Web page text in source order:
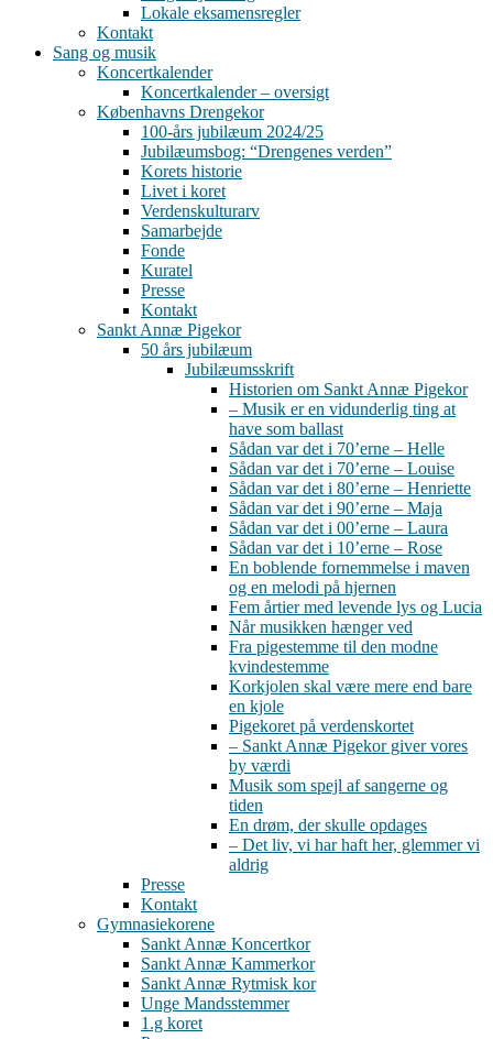
Lokale eksamensregler
Kontakt
Sang og musik
Koncertkalender
Koncertkalender – oversigt
Københavns Drengekor
100-års jubilæum 2024/25
Jubilæumsbog: “Drengenes verden”
Korets historie
Livet i koret
Verdenskulturarv
Samarbejde
Fonde
Kuratel
Presse
Kontakt
Sankt Annæ Pigekor
50 års jubilæum
Jubilæumsskrift
Historien om Sankt Annæ Pigekor
– Musik er en vidunderlig ting at
have som ballast
Sådan var det i 70’erne – Helle
Sådan var det i 70’erne – Louise
Sådan var det i 80’erne – Henriette
Sådan var det i 90’erne – Maja
Sådan var det i 00’erne – Laura
Sådan var det i 10’erne – Rose
En boblende fornemmelse i maven
og en melodi på hjernen
Fem årtier med levende lys og Lucia
Når musikken hænger ved
Fra pigestemme til den modne
kvindestemme
Korkjolen skal være mere end bare
en kjole
Pigekoret på verdenskortet
– Sankt Annæ Pigekor giver vores
by værdi
Musik som spejl af sangerne og
tiden
En drøm, der skulle opdages
– Det liv, vi har haft her, glemmer vi
aldrig
Presse
Kontakt
Gymnasiekorene
Sankt Annæ Koncertkor
Sankt Annæ Kammerkor
Sankt Annæ Rytmisk kor
Unge Mandsstemmer
1.g koret